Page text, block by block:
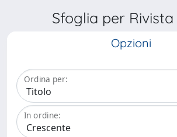
Sfoglia per
Opzioni
Ordina per:
In ordine: